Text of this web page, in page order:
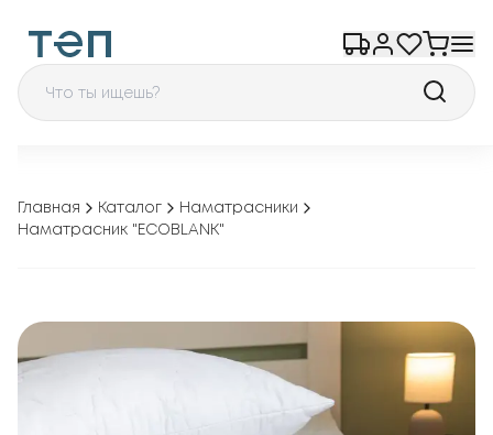
Главная Каталог
Наматрасники
Наматрасник "ECOBLANK"